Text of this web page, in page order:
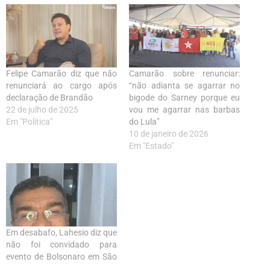
Felipe Camarão diz que não
renunciará ao cargo após
declaração de Brandão
22 de julho de 2025
Em "Política"
Camarão sobre renunciar:
“não adianta se agarrar no
bigode do Sarney porque eu
vou me agarrar nas barbas
do Lula”
10 de janeiro de 2026
Em "Estado"
Em desabafo, Lahesio diz que
não foi convidado para
evento de Bolsonaro em São